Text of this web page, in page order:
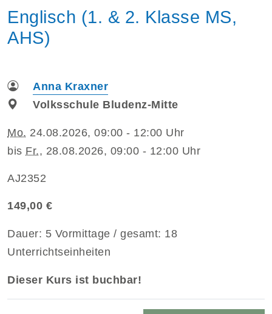
Englisch (1. & 2. Klasse MS,
AHS)
Anna Kraxner
Volksschule Bludenz-Mitte
Mo. 24.08.2026, 09:00 - 12:00 Uhr
bis Fr., 28.08.2026, 09:00 - 12:00 Uhr
AJ2352
149,00 €
Dauer: 5 Vormittage / gesamt: 18
Unterrichtseinheiten
Dieser Kurs ist buchbar!